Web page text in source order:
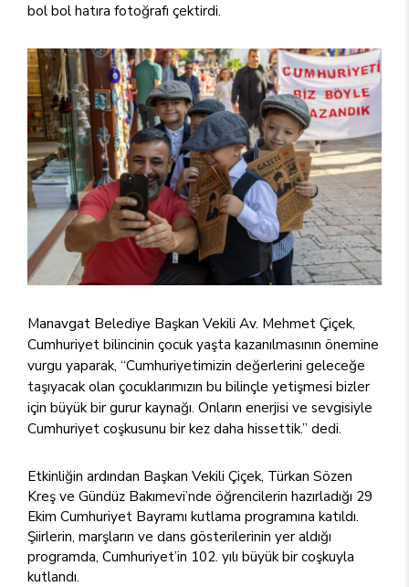
bol bol hatıra fotoğrafı çektirdi.
Manavgat Belediye Başkan Vekili Av. Mehmet Çiçek,
Cumhuriyet bilincinin çocuk yaşta kazanılmasının önemine
vurgu yaparak, “Cumhuriyetimizin değerlerini geleceğe
taşıyacak olan çocuklarımızın bu bilinçle yetişmesi bizler
için büyük bir gurur kaynağı. Onların enerjisi ve sevgisiyle
Cumhuriyet coşkusunu bir kez daha hissettik.” dedi.
Etkinliğin ardından Başkan Vekili Çiçek, Türkan Sözen
Kreş ve Gündüz Bakımevi’nde öğrencilerin hazırladığı 29
Ekim Cumhuriyet Bayramı kutlama programına katıldı.
Şiirlerin, marşların ve dans gösterilerinin yer aldığı
programda, Cumhuriyet’in 102. yılı büyük bir coşkuyla
kutlandı.